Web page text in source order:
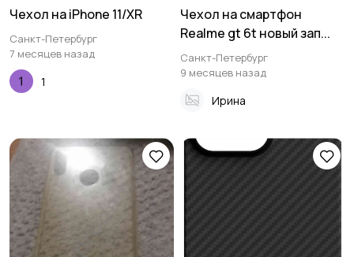
Чехол на iPhone 11/XR
Санкт-Петербург
7 месяцев назад
1
Чехол на смартфон
Realme gt 6t новый зап...
Санкт-Петербург
9 месяцев назад
Ирина